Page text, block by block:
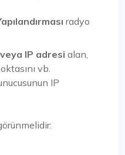
radyo
IP adresi alan,
vb.
IP